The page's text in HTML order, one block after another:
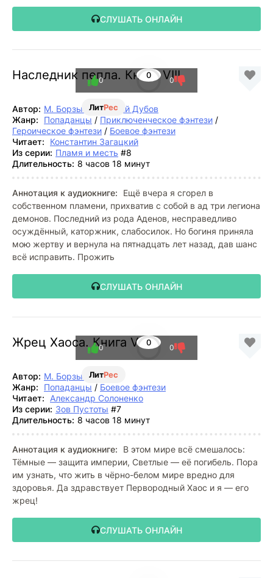
СЛУШАТЬ ОНЛАЙН
Наследник пепла. Книга VIII
ЛитРес
0
0 0
Автор: М. Борзых ,Дмитрий Дубов
Жанр:
Попаданцы / Приключенческое фэнтези /
Героическое фэнтези / Боевое фэнтези
Читает:
Константин Загацкий
Из серии: Пламя и месть #8
Длительность: 8 часов 18 минут
Аннотация к аудиокниге:
Ещё вчера я сгорел в
собственном пламени, прихватив с собой в ад три легиона
демонов. Последний из рода Аденов, несправедливо
осуждённый, каторжник, слабосилок. Но богиня приняла
мою жертву и вернула на пятнадцать лет назад, дав шанс
всё исправить. Прожить
СЛУШАТЬ ОНЛАЙН
Жрец Хаоса. Книга VII
ЛитРес
0
0 0
Автор: М. Борзых
Жанр:
Попаданцы / Боевое фэнтези
Читает:
Александр Солоненко
Из серии: Зов Пустоты #7
Длительность: 8 часов 18 минут
Аннотация к аудиокниге:
В этом мире всё смешалось:
Тёмные — защита империи, Светлые — её погибель. Пора
им узнать, что жить в чёрно-белом мире вредно для
здоровья. Да здравствует Первородный Хаос и я — его
жрец!
СЛУШАТЬ ОНЛАЙН